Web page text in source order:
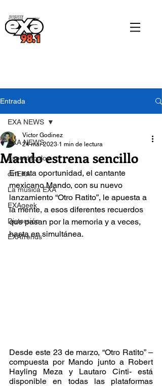
Entrada
EXA NEWS
Espectáculos
cinEXA
La música EXA
EXAgeek
Distorsión
EXATrends
EXA NEWS
Mando estrena sencillo
Victor Godinez
24 mar 2023 1 min de lectura
En esta oportunidad, el cantante
mexicano Mando, con su nuevo
lanzamiento “Otro Ratito”, le apuesta a
la mente, a esos diferentes recuerdos
que pasan por la memoria y a veces,
hasta en simultánea.
Desde este 23 de marzo, “Otro Ratito” –
compuesta por Mando junto a Robert
Hayling Meza y Lautaro Cinti- está
disponible en todas las plataformas